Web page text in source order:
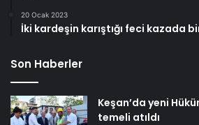
20 Ocak 2023
İki kardeşin karıştığı feci kazada
Son Haberler
Keşan’da yeni
temeli atıldı